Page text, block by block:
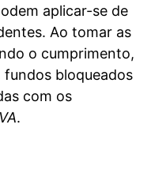
aplicar-se de
Ao tomar as
o cumprimento,
bloqueados
com os
.